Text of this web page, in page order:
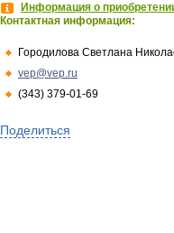
Информация о
Контактная информация:
Городилова Светлана
vep@vep.ru
(343) 379-01-69
Поделиться